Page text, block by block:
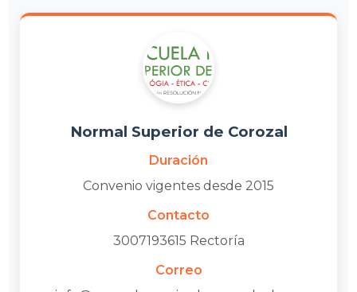
Normal Superior de Corozal
Duración
Convenio vigentes desde 2015
Contacto
3007193615 Rectoría
Correo